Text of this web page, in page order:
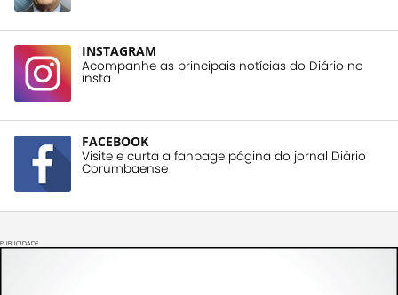
INSTAGRAM
Acompanhe as principais notícias do Diário no
insta
FACEBOOK
Visite e curta a fanpage página do jornal Diário
Corumbaense
PUBLICIDADE